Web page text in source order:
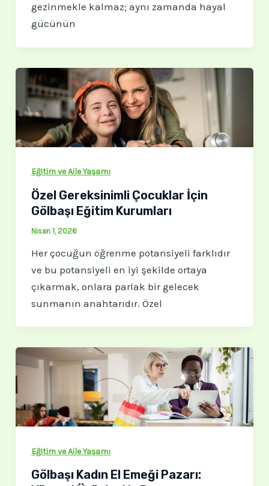
gezinmekle kalmaz; aynı zamanda hayal
gücünün
Eğitim ve Aile Yaşamı
Özel Gereksinimli Çocuklar İçin
Gölbaşı Eğitim Kurumları
Nisan 1, 2026
Her çocuğun öğrenme potansiyeli farklıdır
ve bu potansiyeli en iyi şekilde ortaya
çıkarmak, onlara parlak bir gelecek
sunmanın anahtarıdır. Özel
Eğitim ve Aile Yaşamı
Gölbaşı Kadın El Emeği Pazarı: